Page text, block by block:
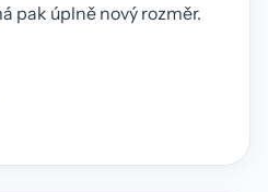
pak úplně nový rozměr.